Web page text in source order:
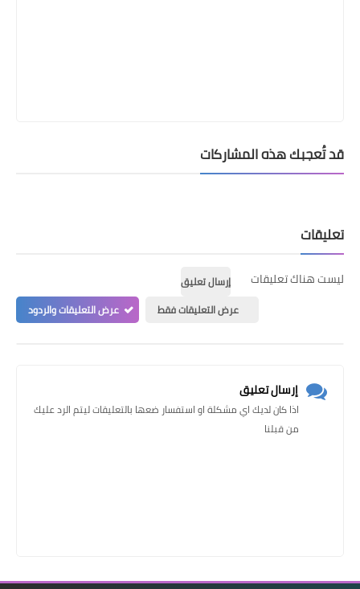
قد تُعجبك هذه المشاركات
تعليقات
ليست هناك تعليقات
إرسال تعليق
عرض التعليقات فقط
عرض التعليقات والردود
إرسال تعليق
اذا كان لديك اي مشكلة او استفسار ضعها بالتعليقات ليتم الرد عليك
من قبلنا